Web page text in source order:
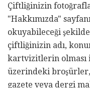
Çiftliğinizin
"Hakkımızda"
okuyabileceği
çiftliğinizin adı,
kartvizitlerin
üzerindeki
gazete veya dergi